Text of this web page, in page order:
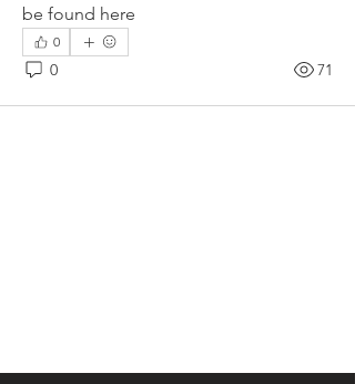
be found here
0
0 71